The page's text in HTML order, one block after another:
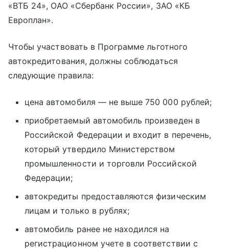
«ВТБ 24», ОАО «Сбербанк России», ЗАО «КБ
Европлан».
Чтобы участвовать в Программе льготного
автокредитования, должны соблюдаться
следующие правила:
цена автомобиля — не выше 750 000 рублей;
приобретаемый автомобиль произведен в
Российской Федерации и входит в перечень,
который утвердило Министерством
промышленности и торговли Российской
Федерации;
автокредиты предоставляются физическим
лицам и только в рублях;
автомобиль ранее не находился на
регистрационном учете в соответствии с